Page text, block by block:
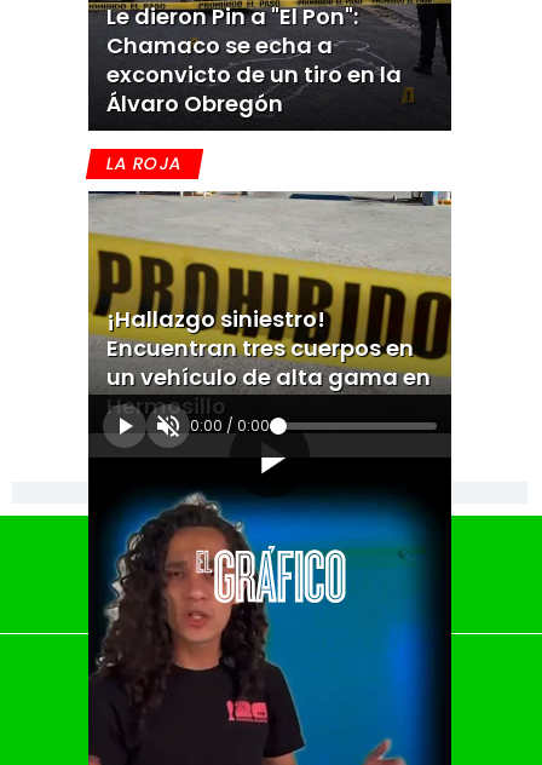
Le dieron Pin a "El Pon":
Chamaco se echa a
exconvicto de un tiro en la
Álvaro Obregón
LA ROJA
¡Hallazgo siniestro!
Encuentran tres cuerpos en
un vehículo de alta gama en
Hermosillo
0:00 / 0:00
[Publicidad]
El Universal
Vive USA